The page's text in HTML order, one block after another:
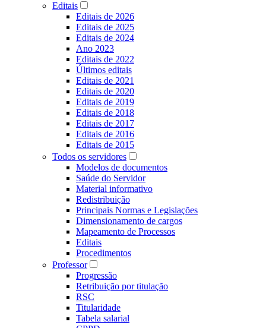
Editais
Editais de 2026
Editais de 2025
Editais de 2024
Ano 2023
Editais de 2022
Últimos editais
Editais de 2021
Editais de 2020
Editais de 2019
Editais de 2018
Editais de 2017
Editais de 2016
Editais de 2015
Todos os servidores
Modelos de documentos
Saúde do Servidor
Material informativo
Redistribuição
Principais Normas e Legislações
Dimensionamento de cargos
Mapeamento de Processos
Editais
Procedimentos
Professor
Progressão
Retribuição por titulação
RSC
Titularidade
Tabela salarial